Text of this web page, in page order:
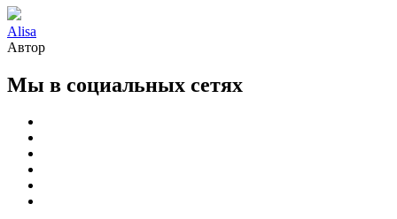
Alisa
Автор
Мы в социальных сетях